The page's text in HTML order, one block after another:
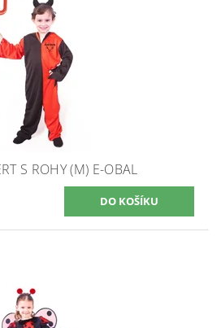
S ROHY (M) E-OBAL